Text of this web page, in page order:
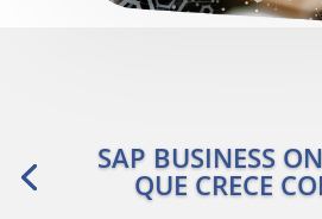
SAP BUSINESS
QUE CRECE